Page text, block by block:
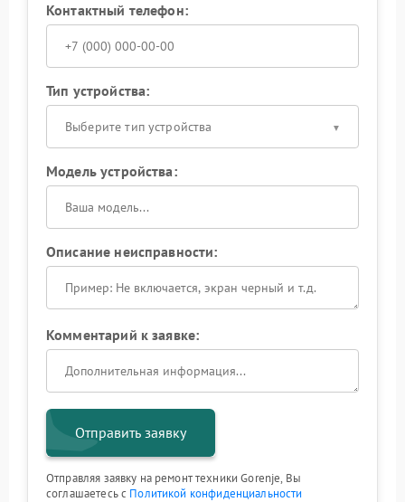
Контактный телефон:
Тип устройства:
Выберите тип устройства
Модель устройства:
Описание неисправности:
Комментарий к заявке:
Отправить заявку
Отправляя заявку на ремонт техники Gorenje, Вы
соглашаетесь с Политикой конфиденциальности